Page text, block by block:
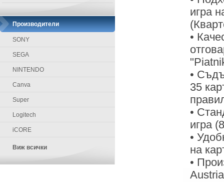
Производители
SONY
SEGA
NINTENDO
Canva
Super
Logitech
iCORE
Виж всички
игра
•
•
35
•
игра
•
на
•
Austria